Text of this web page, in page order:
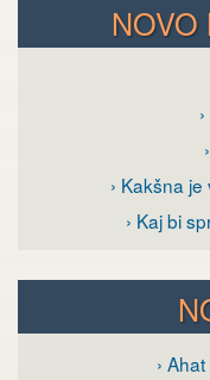
NOVO
› Kakšna
› Kaj bi
›